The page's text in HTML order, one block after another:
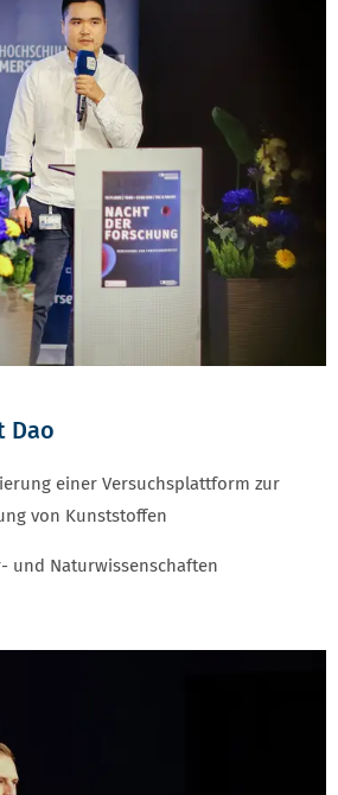
Dao
einer Versuchsplattform zur
von Kunststoffen
und Naturwissenschaften